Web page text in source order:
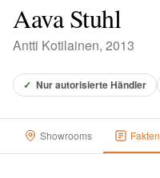
Über uns
Aava Stuhl
Antti Kotilainen, 2013
✓ Nur autorisierte Händler
Showrooms Fakten